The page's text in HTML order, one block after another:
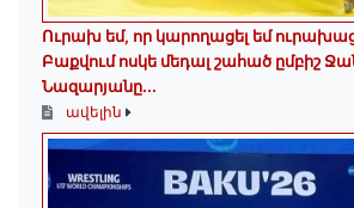
Ուրախ եմ, որ կարողացել եմ
Բաքվում ոսկե մեդալ շահած ըմբիշ
Նազարյանը...
ավելին